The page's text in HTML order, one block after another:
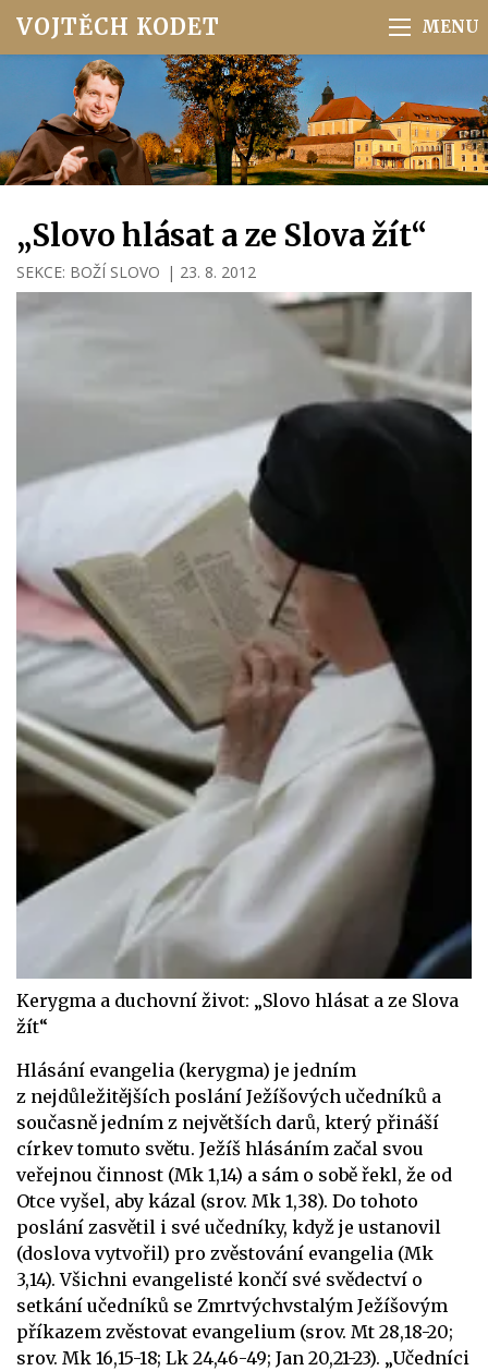
VOJTĚCH KODET
„Slovo hlásat a ze Slova žít“
SEKCE: BOŽÍ SLOVO | 23. 8. 2012
Kerygma a duchovní život: „Slovo hlásat a ze Slova
žít“
Hlásání evangelia (kerygma) je jedním
z nejdůležitějších poslání Ježíšových učedníků a
současně jedním z největších darů, který přináší
církev tomuto světu. Ježíš hlásáním začal svou
veřejnou činnost (Mk 1,14) a sám o sobě řekl, že od
Otce vyšel, aby kázal (srov. Mk 1,38). Do tohoto
poslání zasvětil i své učedníky, když je ustanovil
(doslova vytvořil) pro zvěstování evangelia (Mk
3,14). Všichni evangelisté končí své svědectví o
setkání učedníků se Zmrtvýchvstalým Ježíšovým
příkazem zvěstovat evangelium (srov. Mt 28,18-20;
srov. Mk 16,15-18; Lk 24,46-49; Jan 20,21-23). „Učedníci